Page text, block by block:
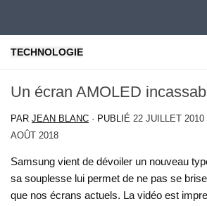
TECHNOLOGIE
Un écran AMOLED
PAR JEAN BLANC · PUBLIÉ 22 JUILLET 2010
AOÛT 2018
Samsung vient de dévoiler un nouveau
sa souplesse lui permet de ne pas se
que nos écrans actuels. La vidéo est